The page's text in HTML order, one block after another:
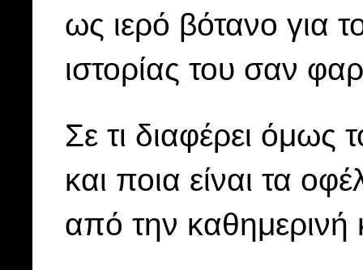
ως ιερό βότανο για
ιστορίας του σαν
Σε τι διαφέρει
και ποια είναι τα
από την